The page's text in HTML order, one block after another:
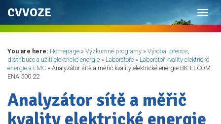
CVVOZE
You are here: Homepage » Výzkumné programy » Výroba, přenos,
distribuce a užití elektrické energie » Laboratoře » Laboratoř kvality elektrické
energie a EMC » Analyzátor sítě a měřič kvality elektrické energie BK-ELCOM
ENA 500.22
Analyzátor sítě a měřič
kvality elektrické energie